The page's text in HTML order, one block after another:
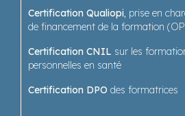
Certification Qualiopi, prise en
de financement de la formation
Certification CNIL sur les
personnelles en santé
Certification DPO des formatrices